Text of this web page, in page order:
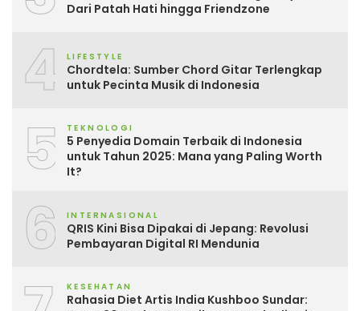
Dari Patah Hati hingga Friendzone
4 LIFESTYLE
Chordtela: Sumber Chord Gitar Terlengkap
untuk Pecinta Musik di Indonesia
5 TEKNOLOGI
5 Penyedia Domain Terbaik di Indonesia
untuk Tahun 2025: Mana yang Paling Worth
It?
6 INTERNASIONAL
QRIS Kini Bisa Dipakai di Jepang: Revolusi
Pembayaran Digital RI Mendunia
KESEHATAN
Rahasia Diet Artis India Kushboo Sundar: